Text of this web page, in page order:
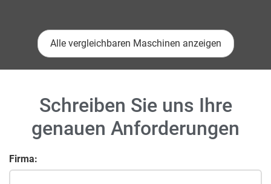
Alle vergleichbaren Maschinen anzeigen
Schreiben Sie uns Ihre
genauen Anforderungen
Firma: